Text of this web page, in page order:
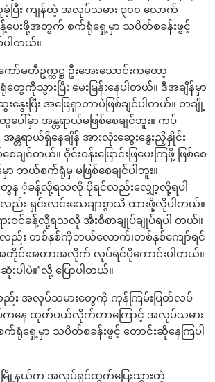
ခဲ့ပြီး ကျန်တဲ့ အလုပ်သမား ၃၀၀ လောက်
ပေးဖို့အတွက် စက်ရုံရှေ့မှာ သပိတ်စခန်းဖွင့်
ပါတယ်။
ာ်မတီဥက္ကဋ္ဌ ဦးအေးသောင်းကတော့
ကိုသွားပြီး မေးမြန်းနေပါတယ်။ ဒီအချိန်မှာ
ေးပြီး အဖြေရှာတာပဲဖြစ်ချင်ပါတယ်။ တချို့
ပေါ်မှာ အန္တရာယ်မဖြစ်စေချင်ဘူး။ ကပ်
န် အန္တရာယ်ရှိနေချိန် အားလုံးဆွေးနွေးညှိနှိုင်း
ချင်တယ်။ ဝိုင်းဝန်းဖြောင်းဖြပေးကြဖို့ ဖြစ်စေ
ာ ဘယ်စက်ရုံမှ မဖြစ်စေချင်ပါဘူး။
ေန ဲ့ခန့်လို့ရသလို ပိုရင်လည်းလျှော့လို့ရပါ
း ရှင်းလင်းသေချာစွာသိ ထားဖို့လိုပါတယ်။
းဝင်ခန့်လို့ရသလို အီးစီစာချုပ်ချုပ်ရပါ တယ်။
ည်း တစ်နှစ်ကိုဘယ်လောက်၊တစ်နှစ်ကျော်ရင်
းအတာအလိုက် လုပ်ရင်ပိုကောင်းပါတယ်။
ပါပဲ။”လို့ ပြောပါတယ်။
ည်း အလုပ်သမားတွေကို ကုန်ကြမ်းပြတ်လပ်
နေ ထုတ်ပယ်လိုက်တာကြောင့် အလုပ်သမား
က်ရုံရှေ့မှာ သပိတ်စခန်းဖွင့် တောင်းဆိုနေကြပါ
ာမြို့နယ်က အလုပ်ရှင်ထွက်ပြေးသွားတဲ့